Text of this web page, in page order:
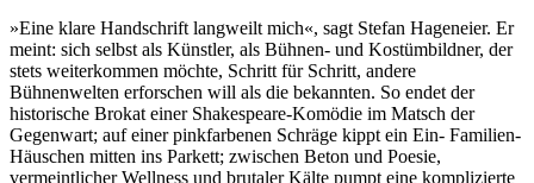
»Eine klare Handschrift langweilt mich«, sagt Stefan Hageneier. Er
meint: sich selbst als Künstler, als Bühnen- und Kostümbildner, der
stets weiterkommen möchte, Schritt für Schritt, andere
Bühnenwelten erforschen will als die bekannten. So endet der
historische Brokat einer Shakespeare-Komödie im Matsch der
Gegenwart; auf einer pinkfarbenen Schräge kippt ein Ein- Familien-
Häuschen mitten ins Parkett; zwischen Beton und Poesie,
vermeintlicher Wellness und brutaler Kälte pumpt eine komplizierte